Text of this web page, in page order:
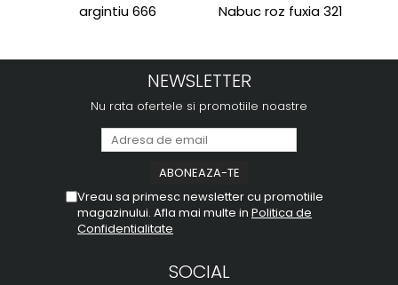
argintiu 666 Nabuc roz fuxia 321
NEWSLETTER
Nu rata ofertele si promotiile noastre
Vreau sa primesc newsletter cu promotiile
magazinului. Afla mai multe in Politica de
Confidentialitate
SOCIAL